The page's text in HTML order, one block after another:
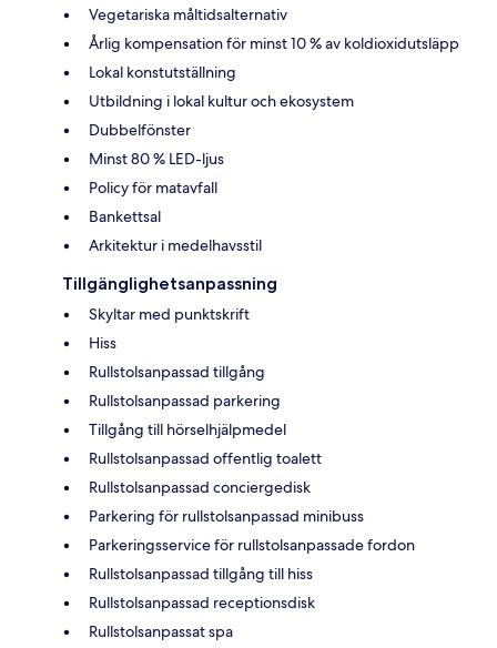
Vegetariska måltidsalternativ
Årlig kompensation för minst 10 % av koldioxidutsläpp
Lokal konstutställning
Utbildning i lokal kultur och ekosystem
Dubbelfönster
Minst 80 % LED-ljus
Policy för matavfall
Bankettsal
Arkitektur i medelhavsstil
Tillgänglighetsanpassning
Skyltar med punktskrift
Hiss
Rullstolsanpassad tillgång
Rullstolsanpassad parkering
Tillgång till hörselhjälpmedel
Rullstolsanpassad offentlig toalett
Rullstolsanpassad conciergedisk
Parkering för rullstolsanpassad minibuss
Parkeringsservice för rullstolsanpassade fordon
Rullstolsanpassad tillgång till hiss
Rullstolsanpassad receptionsdisk
Rullstolsanpassat spa